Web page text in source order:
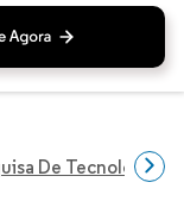
De Tecnologia,